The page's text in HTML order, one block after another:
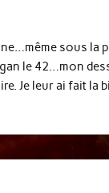
sous la
le 42…mon
Je leur ai fait la